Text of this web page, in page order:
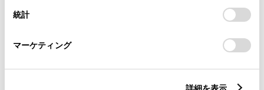
設定の変更、同意を撤回したりするにあたっては、当社の
「Cookie（クッキー）情報の取り扱いについて
」をご覧くだ
統計
マーケティング
詳細を表示
サポカー
サポカー